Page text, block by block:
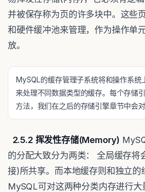
并被保存称为页的许多块中。这些
和硬件缓冲池来管理，作为操作单
放。
MySQL的缓存管理子系统将和操作系统
来处理不同数据类型的缓存。每个存储
方法，我们在之后的存储引擎章节中会对
2.5.2 挥发性存储(Memory)
的分配大致分为两类： 全局缓存将
接)所共享。而本地缓存则和独立的
MySQL可对这两种分类内存进行大